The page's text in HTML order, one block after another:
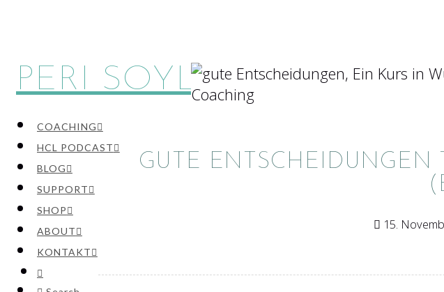
PERI SOYLU
COACHING
HCL PODCAST
BLOG
SUPPORT
SHOP
ABOUT
KONTAKT
GUTE
15.